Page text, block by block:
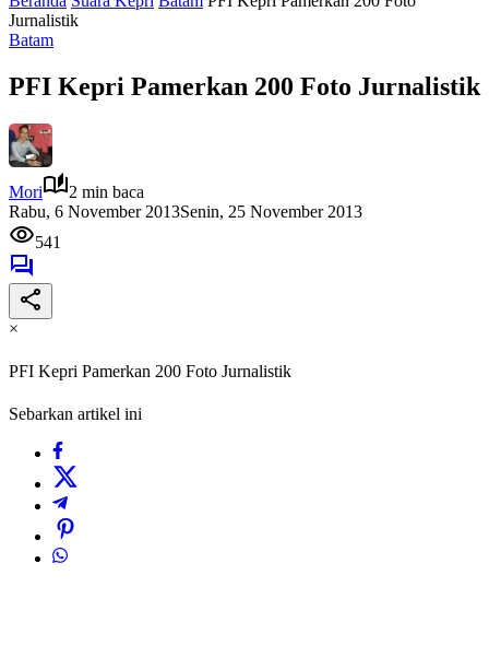
Jurnalistik
Batam
PFI Kepri Pamerkan 200 Foto Jurnalistik
Mori
2 min baca
Rabu, 6 November 2013Senin, 25 November 2013
541
×
PFI Kepri Pamerkan 200 Foto Jurnalistik
Sebarkan artikel ini